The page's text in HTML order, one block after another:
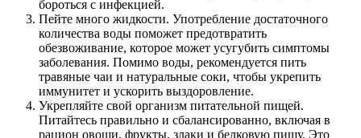
бороться с инфекцией.
Пейте много жидкости. Употребление достаточного
количества воды поможет предотвратить
обезвоживание, которое может усугубить симптомы
заболевания. Помимо воды, рекомендуется пить
травяные чаи и натуральные соки, чтобы укрепить
иммунитет и ускорить выздоровление.
Укрепляйте свой организм питательной пищей.
Питайтесь правильно и сбалансированно, включая в
рацион овощи, фрукты, злаки и белковую пищу. Это